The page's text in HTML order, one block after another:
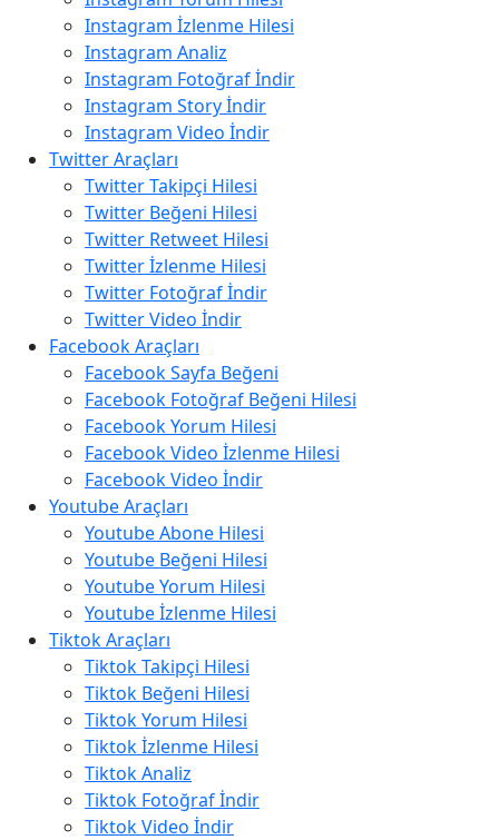
Instagram İzlenme Hilesi
Instagram Analiz
Instagram Fotoğraf İndir
Instagram Story İndir
Instagram Video İndir
Twitter Araçları
Twitter Takipçi Hilesi
Twitter Beğeni Hilesi
Twitter Retweet Hilesi
Twitter İzlenme Hilesi
Twitter Fotoğraf İndir
Twitter Video İndir
Facebook Araçları
Facebook Sayfa Beğeni
Facebook Fotoğraf Beğeni Hilesi
Facebook Yorum Hilesi
Facebook Video İzlenme Hilesi
Facebook Video İndir
Youtube Araçları
Youtube Abone Hilesi
Youtube Beğeni Hilesi
Youtube Yorum Hilesi
Youtube İzlenme Hilesi
Tiktok Araçları
Tiktok Takipçi Hilesi
Tiktok Beğeni Hilesi
Tiktok Yorum Hilesi
Tiktok İzlenme Hilesi
Tiktok Analiz
Tiktok Fotoğraf İndir
Tiktok Video İndir